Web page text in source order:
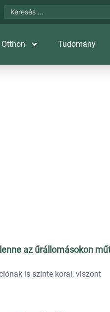
Otthon Tudomány
az űrállomásokon
is szinte korai, viszont